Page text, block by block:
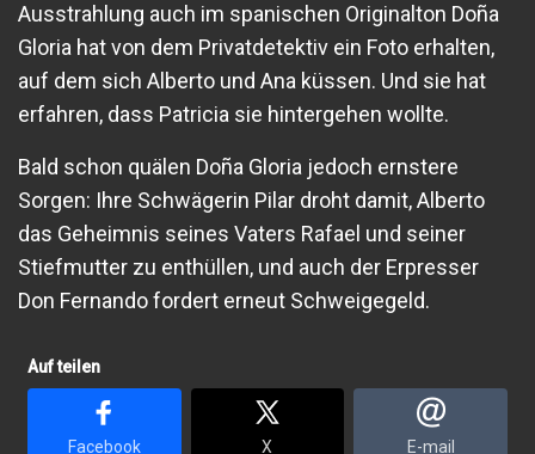
Ausstrahlung auch im spanischen Originalton Doña
Gloria hat von dem Privatdetektiv ein Foto erhalten,
auf dem sich Alberto und Ana küssen. Und sie hat
erfahren, dass Patricia sie hintergehen wollte.
Bald schon quälen Doña Gloria jedoch ernstere
Sorgen: Ihre Schwägerin Pilar droht damit, Alberto
das Geheimnis seines Vaters Rafael und seiner
Stiefmutter zu enthüllen, und auch der Erpresser
Don Fernando fordert erneut Schweigegeld.
Auf teilen
Facebook X E-mail